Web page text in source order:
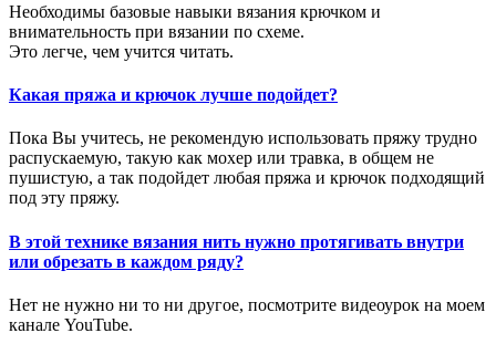
Необходимы базовые навыки вязания крючком и
внимательность при вязании по схеме.
Это легче, чем учится читать.
Какая пряжа и крючок лучше подойдет?
Пока Вы учитесь, не рекомендую использовать пряжу трудно
распускаемую, такую как мохер или травка, в общем не
пушистую, а так подойдет любая пряжа и крючок подходящий
под эту пряжу.
В этой технике вязания нить нужно протягивать внутри
или обрезать в каждом ряду?
Нет не нужно ни то ни другое, посмотрите видеоурок на моем
канале YouTube.